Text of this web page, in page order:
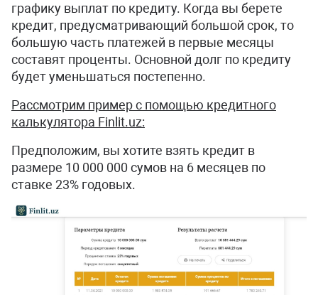
графику выплат по кредиту. Когда вы берете
кредит, предусматривающий большой срок, то
большую часть платежей в первые месяцы
составят проценты. Основной долг по кредиту
будет уменьшаться постепенно.
Рассмотрим пример с помощью кредитного
калькулятора Finlit.uz:
Предположим, вы хотите взять кредит в
размере 10 000 000 сумов на 6 месяцев по
ставке 23% годовых.